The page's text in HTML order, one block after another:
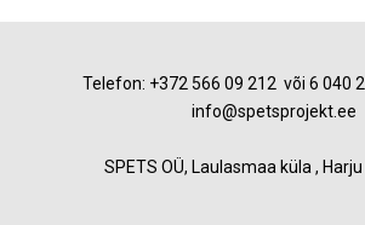
Telefon: +372 566 09 212 või 6
info@spetsprojekt.ee
SPETS OÜ, Laulasmaa küla ,